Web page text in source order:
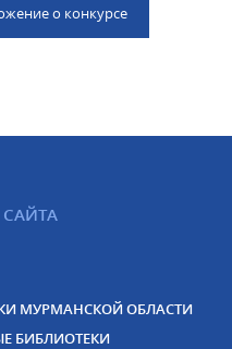
о конкурсе
МУРМАНСКОЙ ОБЛАСТИ
БИБЛИОТЕКИ